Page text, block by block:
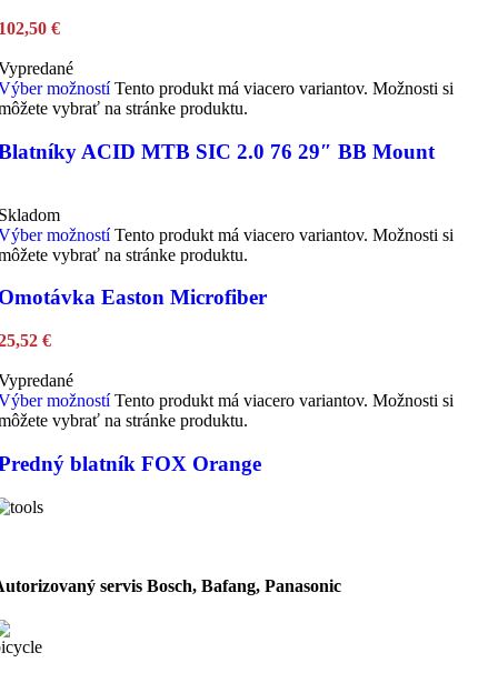
€
možností Tento produkt má viacero variantov. Možnosti si
vybrať na stránke produktu.
ACID MTB SIC 2.0 76 29″ BB Mount
možností Tento produkt má viacero variantov. Možnosti si
vybrať na stránke produktu.
Easton Microfiber
€
možností Tento produkt má viacero variantov. Možnosti si
vybrať na stránke produktu.
blatník FOX Orange
servis Bosch, Bafang, Panasonic